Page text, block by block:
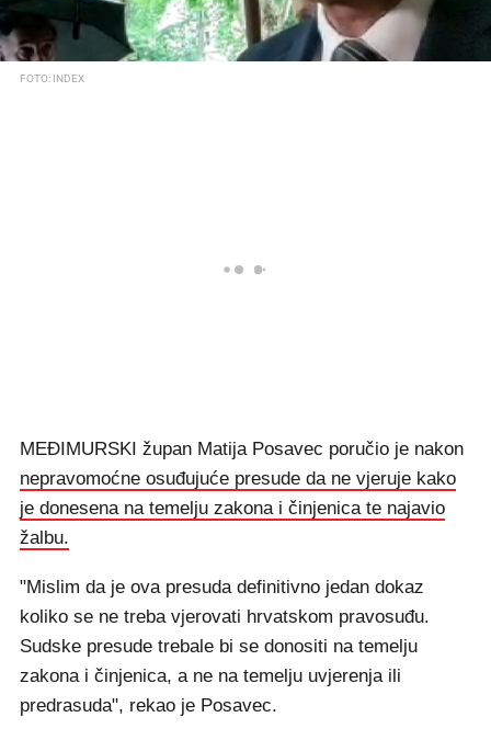
FOTO: INDEX
MEĐIMURSKI župan Matija Posavec poručio je nakon
nepravomoćne osuđujuće presude da ne vjeruje kako
je donesena na temelju zakona i činjenica te najavio
žalbu.
"Mislim da je ova presuda definitivno jedan dokaz
koliko se ne treba vjerovati hrvatskom pravosuđu.
Sudske presude trebale bi se donositi na temelju
zakona i činjenica, a ne na temelju uvjerenja ili
predrasuda", rekao je Posavec.